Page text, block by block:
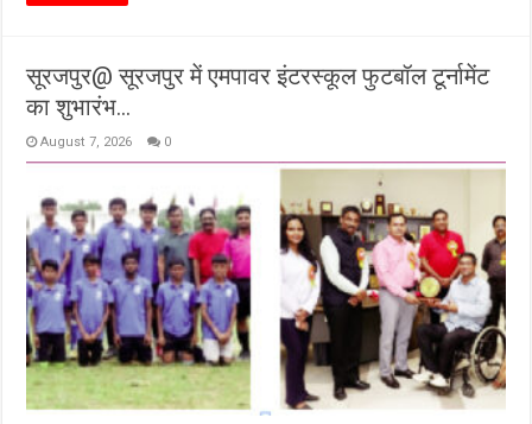
सूरजपुर@ सूरजपुर में एमपावर इंटरस्कूल फुटबॉल टूर्नामेंट
का शुभारंभ…
August 7, 2026 0